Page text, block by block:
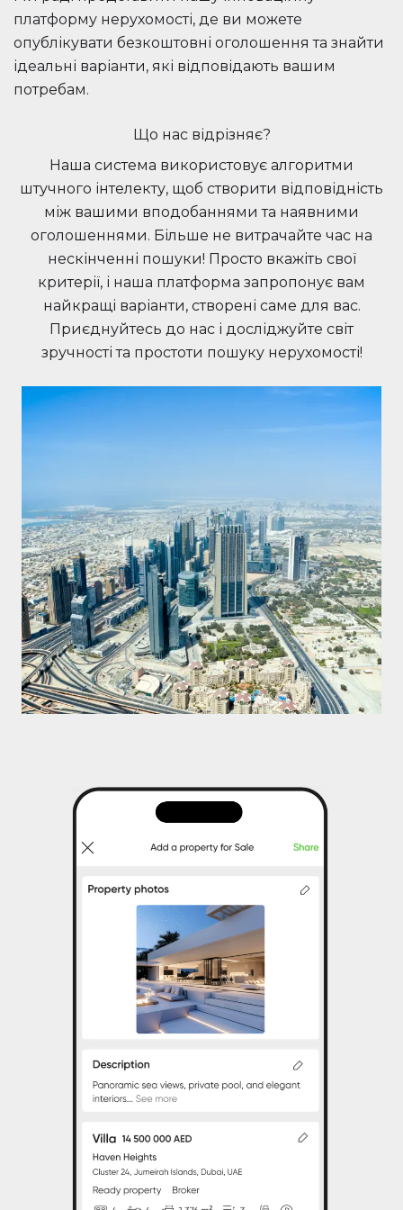
платформу нерухомості, де ви можете
опублікувати безкоштовні оголошення та знайти
ідеальні варіанти, які відповідають вашим
потребам.
Що нас відрізняє?
Наша система використовує алгоритми
штучного інтелекту, щоб створити відповідність
між вашими вподобаннями та наявними
оголошеннями. Більше не витрачайте час на
нескінченні пошуки! Просто вкажіть свої
критерії, і наша платформа запропонує вам
найкращі варіанти, створені саме для вас.
Приєднуйтесь до нас і досліджуйте світ
зручності та простоти пошуку нерухомості!